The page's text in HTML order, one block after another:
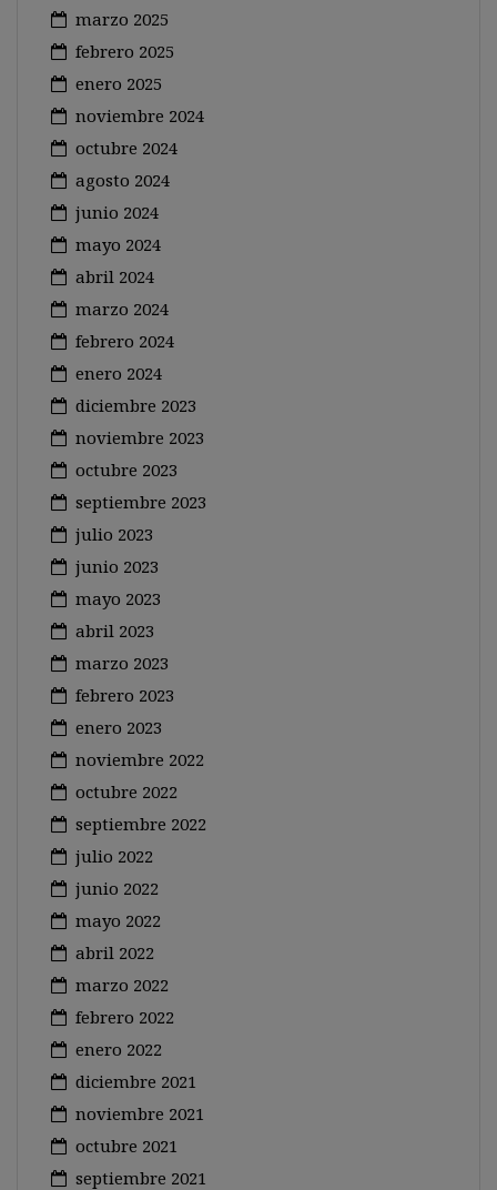
marzo 2025
febrero 2025
enero 2025
noviembre 2024
octubre 2024
agosto 2024
junio 2024
mayo 2024
abril 2024
marzo 2024
febrero 2024
enero 2024
diciembre 2023
noviembre 2023
octubre 2023
septiembre 2023
julio 2023
junio 2023
mayo 2023
abril 2023
marzo 2023
febrero 2023
enero 2023
noviembre 2022
octubre 2022
septiembre 2022
julio 2022
junio 2022
mayo 2022
abril 2022
marzo 2022
febrero 2022
enero 2022
diciembre 2021
noviembre 2021
octubre 2021
septiembre 2021